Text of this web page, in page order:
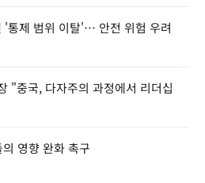
'통제 범위 이탈'… 안전 위험 우려
"중국, 다자주의 과정에서 리더십
영향 완화 촉구